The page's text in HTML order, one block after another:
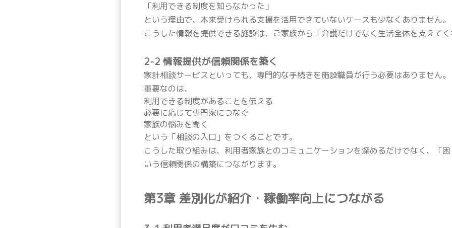
「利用できる制度を知らなかった」
という理由で、本来受けられる支援を活用できていないケースも少なくありません。
こうした情報を提供できる施設は、ご家族から「介護だけでなく生活全体を支えて
2-2 情報提供が信頼関係を築く
家計相談サービスといっても、専門的な手続きを施設職員が行う必要はありません。
重要なのは、
利用できる制度があることを伝える
必要に応じて専門家につなぐ
家族の悩みを聞く
という「相談の入口」をつくることです。
こうした取り組みは、利用者家族とのコミュニケーションを深めるだけでなく、「
いう信頼関係の構築につながります。
第3章 差別化が紹介・稼働率向上につながる